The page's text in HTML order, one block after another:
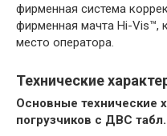
фирменная система
фирменная мачта Hi-Vis™,
место оператора.
Технические
Основные технические
погрузчиков с ДВС